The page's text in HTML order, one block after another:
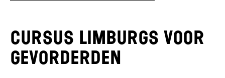
Cursus Limburgs voor
gevorderden